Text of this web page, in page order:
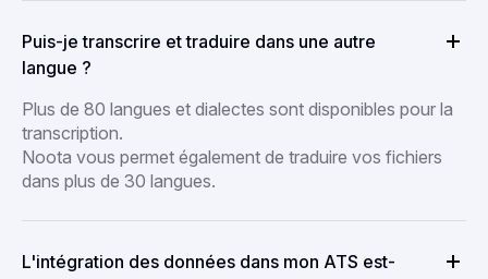
Puis-je transcrire et traduire dans une autre
langue ?
Plus de 80 langues et dialectes sont disponibles pour la
transcription.
Noota vous permet également de traduire vos fichiers
dans plus de 30 langues.
L'intégration des données dans mon ATS est-